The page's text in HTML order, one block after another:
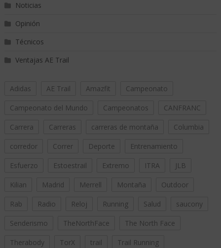
Noticias
Opinión
Técnicos
Ventajas AE Trail
Adidas AE Trail Amazfit Campeonato
Campeonato del Mundo Campeonatos CANFRANC
Carrera Carreras carreras de montaña Columbia
corredor Correr Deporte Entrenamiento
Esfuerzo Estoestrail Extremo ITRA JLB
Kilian Madrid Merrell Montaña Outdoor
Rab Radio Reloj Running Salud saucony
Senderismo TheNorthFace The North Face
Therabody TorX trail Trail Running